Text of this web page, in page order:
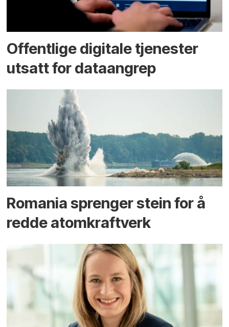
Offentlige digitale tjenester
utsatt for dataangrep
Romania sprenger stein for å
redde atomkraftverk